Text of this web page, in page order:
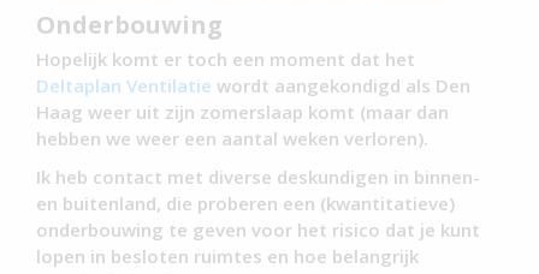
Onderbouwing
Hopelijk komt er toch een moment dat het
Deltaplan Ventilatie wordt aangekondigd als Den
Haag weer uit zijn zomerslaap komt (maar dan
hebben we weer een aantal weken verloren).
Ik heb contact met diverse deskundigen in binnen-
en buitenland, die proberen een (kwantitatieve)
onderbouwing te geven voor het risico dat je kunt
lopen in besloten ruimtes en hoe belangrijk